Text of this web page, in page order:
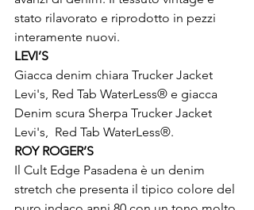
stato rilavorato e riprodotto in pezzi
interamente nuovi.
LEVI’S
Giacca denim chiara Trucker Jacket
Levi's, Red Tab WaterLess® e giacca
Denim scura Sherpa Trucker Jacket
Levi's,  Red Tab WaterLess®.
ROY ROGER’S
Il Cult Edge Pasadena è un denim
stretch che presenta il tipico colore del